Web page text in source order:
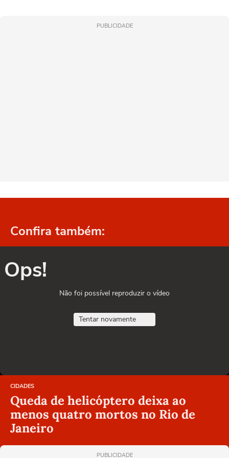
PUBLICIDADE
Confira também:
Ops!
Não foi possível reproduzir o vídeo
Tentar novamente
CIDADES
Queda de helicóptero deixa ao
menos quatro mortos no Rio de
Janeiro
PUBLICIDADE